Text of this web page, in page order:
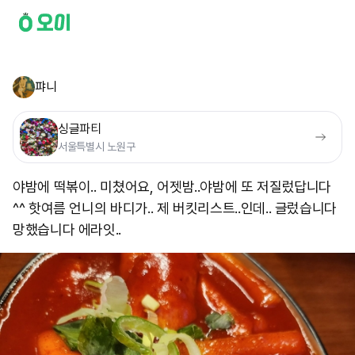
퍄니
싱글파티
서울특별시 노원구
야밤에 떡볶이.. 미쳤어요, 어젯밤..야밤에 또 저질렀답니다
^^ 핫여름 언니의 바디가.. 제 버킷리스트..인데.. 글렀습니다
망했습니다 에라잇..